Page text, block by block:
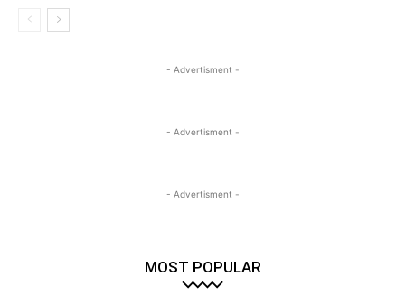
- Advertisment -
- Advertisment -
- Advertisment -
MOST POPULAR